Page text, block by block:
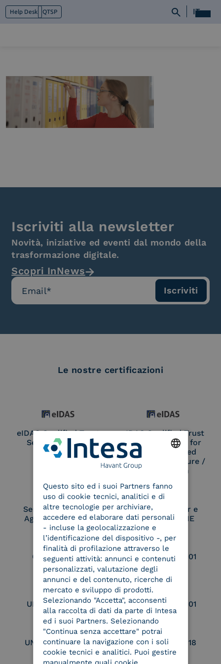
Help Desk QTSP IT
Cosa facciamo
News e Media
Iscriviti alla newsletter
Novità, iniziative ed eventi dal mondo della
trasformazione digitale.
Scopri InNews
Le nostre certificazioni
eIDAS Qualified Trust
Service Provider
eIDAS Qualified Trust
Service Provider for
Remote Qualified
Electronic Signature /
Seal Creation
Service Provider e
Aggregatore SPID
Service Provider e
Aggregatore CIE
Conservatore
qualificato
UNI EN ISO 37001
UNI EN ISO 9001 UNI EN ISO 27001
UNI EN ISO 27017 UNI EN ISO 27018
ITALIAN
Questo sito ed i suoi Partners fanno
uso di cookie tecnici, analitici e di
altre tecnologie per archiviare,
accedere ed elaborare dati personali
- incluse la geolocalizzazione e
l’identificazione del dispositivo -, per
finalità di profilazione attraverso le
seguenti attività: annunci e contenuti
personalizzati, valutazione degli
annunci e del contenuto, ricerche di
mercato e sviluppo di prodotti.
Selezionando "Accetta", acconsenti
alla raccolta di dati da parte di Intesa
ed i suoi Partners. Selezionando
"Continua senza accettare" potrai
continuare la navigazione con i soli
cookie tecnici e analitici. Puoi gestire